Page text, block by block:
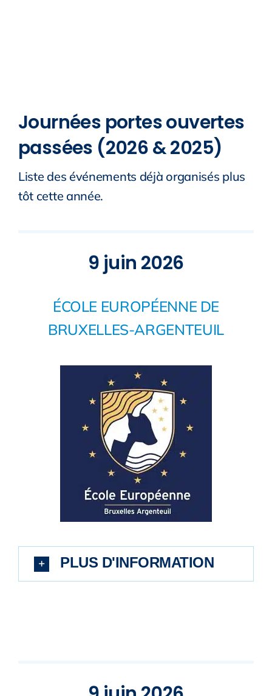
Journées portes ouvertes
passées (2026 & 2025)
Liste des événements déjà organisés plus
tôt cette année.
9 juin 2026
ÉCOLE EUROPÉENNE DE
BRUXELLES-ARGENTEUIL
PLUS D'INFORMATION